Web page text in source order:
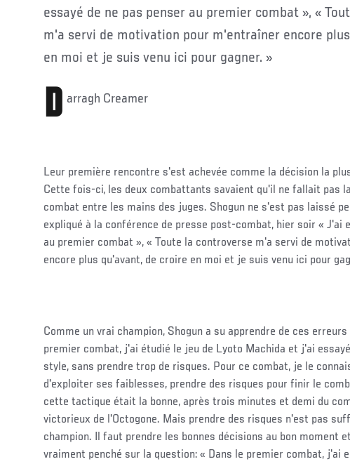
essayé de ne pas penser au premier combat », «
m'a servi de motivation pour m'entraîner encore
en moi et je suis venu ici pour gagner. »
D arragh Creamer
Leur première rencontre s'est achevée comme la décision la
Cette fois-ci, les deux combattants savaient qu'il ne fallait pas
combat entre les mains des juges. Shogun ne s'est pas laissé
expliqué à la conférence de presse post-combat, hier soir « J'ai
au premier combat », « Toute la controverse m'a servi de
encore plus qu'avant, de croire en moi et je suis venu ici pour
Comme un vrai champion, Shogun a su apprendre de ces
premier combat, j'ai étudié le jeu de Lyoto Machida et j'ai
style, sans prendre trop de risques. Pour ce combat, je le
d'exploiter ses faiblesses, prendre des risques pour finir le
cette tactique était la bonne, après trois minutes et demi du
victorieux de l'Octogone. Mais prendre des risques n'est pas
champion. Il faut prendre les bonnes décisions au bon moment
vraiment penché sur la question: « Dans le premier combat, j'ai